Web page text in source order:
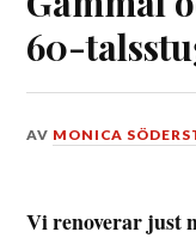
60-
DEN
2016
AV MONICA
Vi renoverar just